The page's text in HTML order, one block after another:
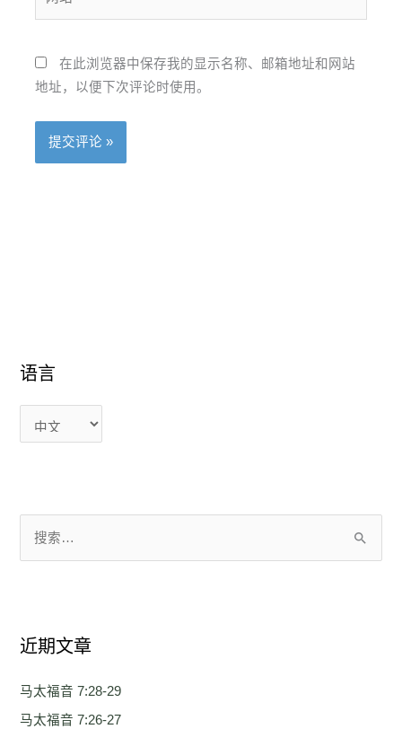
在此浏览器中保存我的显示名称、邮箱地址和网站
地址，以便下次评论时使用。
语言
言
近期文章
马太福音 7:28-29
马太福音 7:26-27
言